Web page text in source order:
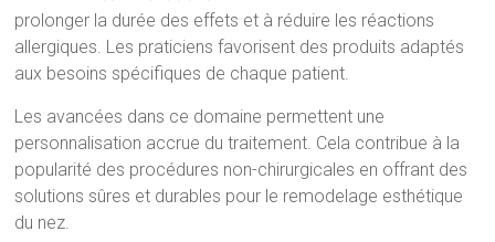
prolonger la durée des effets et à réduire les réactions
allergiques. Les praticiens favorisent des produits adaptés
aux besoins spécifiques de chaque patient.
Les avancées dans ce domaine permettent une
personnalisation accrue du traitement. Cela contribue à la
popularité des procédures non-chirurgicales en offrant des
solutions sûres et durables pour le remodelage esthétique
du nez.